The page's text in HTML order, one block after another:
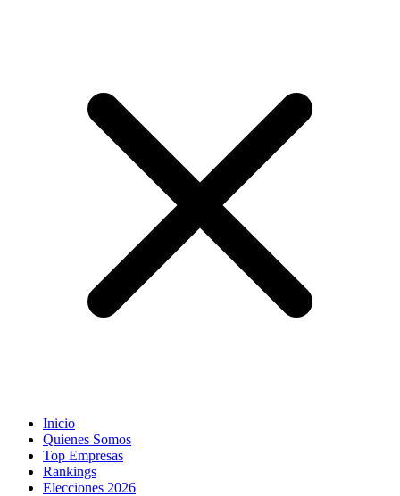
Inicio
Quienes Somos
Top Empresas
Rankings
Elecciones 2026